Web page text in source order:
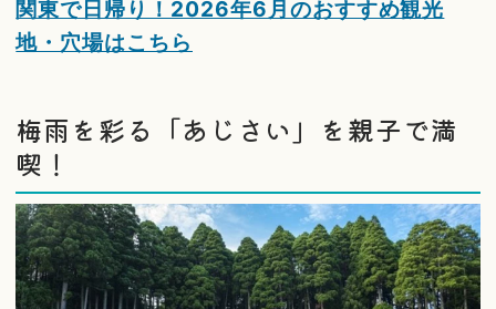
関東で日帰り！2026年6月のおすすめ観光
地・穴場はこちら
梅雨を彩る「あじさい」を親子で満
喫！